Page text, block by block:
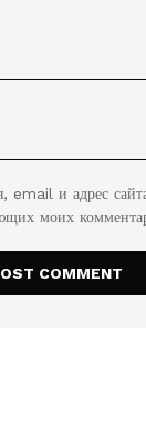
email и адрес
моих